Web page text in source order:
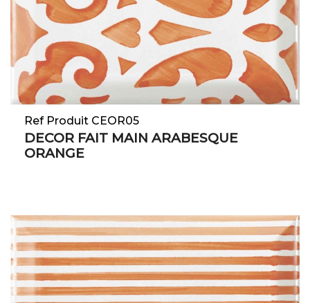
Ref Produit CEOR05
DECOR FAIT MAIN ARABESQUE
ORANGE